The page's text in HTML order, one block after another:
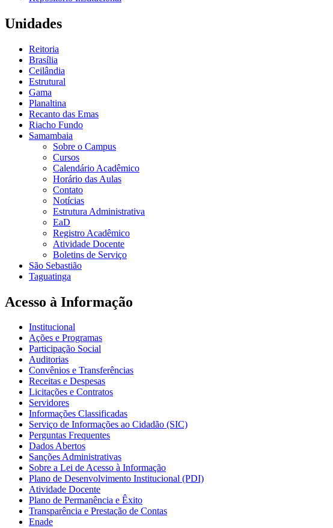
Unidades
Reitoria
Brasília
Ceilândia
Estrutural
Gama
Planaltina
Recanto das Emas
Riacho Fundo
Samambaia
Sobre o Campus
Cursos
Calendário Acadêmico
Horário das Aulas
Contato
Notícias
Estrutura Administrativa
EaD
Registro Acadêmico
Atividade Docente
Boletins de Serviço
São Sebastião
Taguatinga
Acesso à Informação
Institucional
Ações e Programas
Participação Social
Auditorias
Convênios e Transferências
Receitas e Despesas
Licitações e Contratos
Servidores
Informações Classificadas
Serviço de Informações ao Cidadão (SIC)
Perguntas Frequentes
Dados Abertos
Sanções Administrativas
Sobre a Lei de Acesso à Informação
Plano de Desenvolvimento Institucional (PDI)
Atividade Docente
Plano de Permanência e Êxito
Transparência e Prestação de Contas
Enade